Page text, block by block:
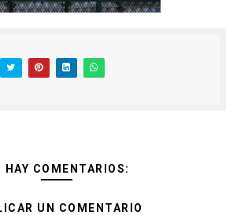
HAY COMENTARIOS:
UN COMENTARIO